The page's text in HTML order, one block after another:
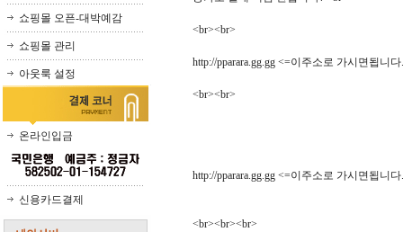
쇼핑몰 오픈-대박예감
쇼핑몰 관리
아웃룩 설정
온라인입금
신용카드결제
<br><br>
http://pparara.gg.gg <=이주소로 가시면됩니다.
<br><br>
http://pparara.gg.gg <=이주소로 가시면됩니다.
<br><br><br>